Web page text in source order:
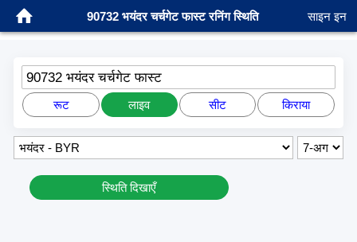
90732 भयंदर चर्चगेट फास्ट रनिंग स्थिति साइन इन
90732 भयंदर चर्चगेट फास्ट
रूट लाइव सीट किराया
स्थिति दिखाएँ